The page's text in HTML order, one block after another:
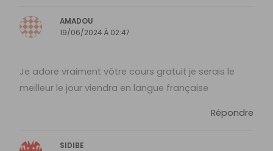
AMADOU
19/06/2024 À 02:47
Je adore vraiment vôtre cours gratuit je serais le
meilleur le jour viendra en langue française
Répondre
SIDIBE